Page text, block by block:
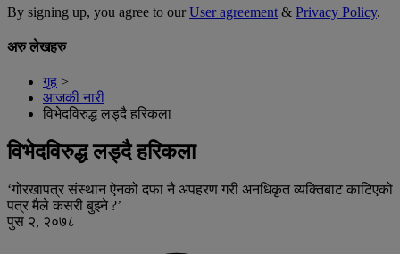
By signing up, you agree to ourUser agreement & Privacy Policy.
अरु लेखहरु
गृह >
आजकी नारी
विभेदविरुद्ध लड्दै हरिकला
विभेदविरुद्ध लड्दै हरिकला
‘गोरखापत्र संस्थान ऐनको दफा नै अपहरण गरी अनधिकृत व्यक्तिबाट काटिएको
पत्र मैले कसरी बुझ्ने ?’
पुस २, २०७८